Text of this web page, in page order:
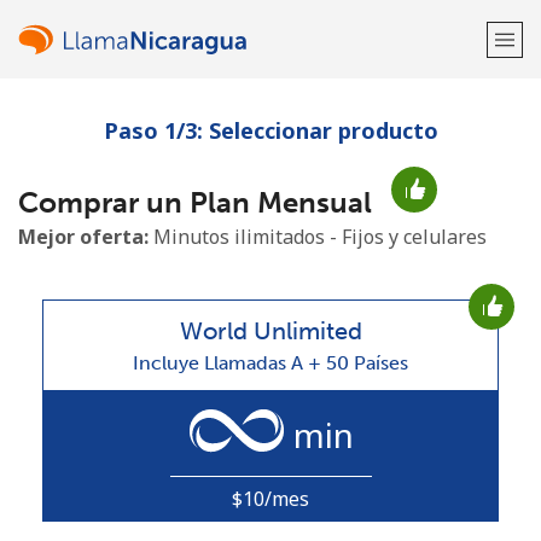
¡Bienvenido!
¿Ya tienes una cuenta?Inicia sesión →
o
Paso 1/3: Seleccionar producto
Comprar un Plan Mensual
Mejor oferta: Minutos ilimitados - Fijos y celulares
World Unlimited
Incluye Llamadas A + 50 Países
min
$10/mes